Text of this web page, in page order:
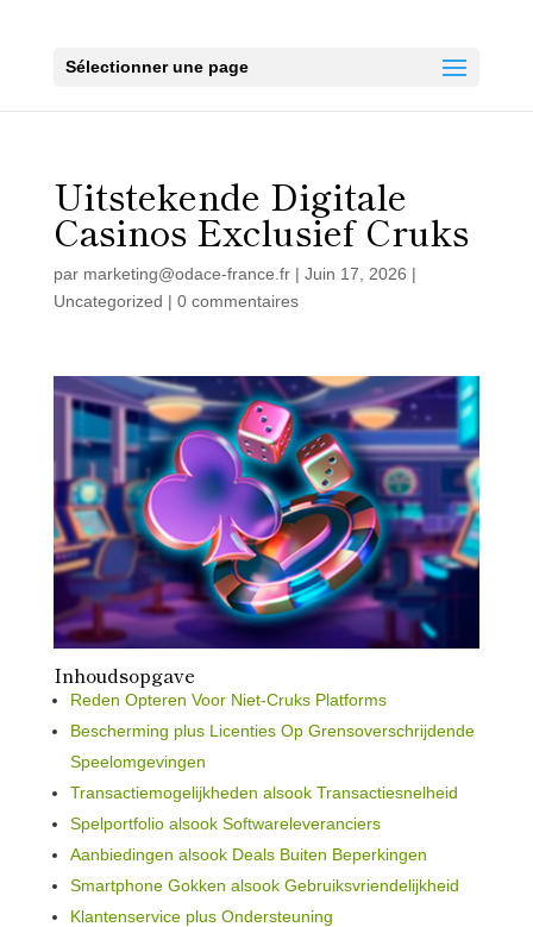
Sélectionner une page
Uitstekende Digitale
Casinos Exclusief Cruks
par marketing@odace-france.fr| Juin 17, 2026 |
Uncategorized | 0 commentaires
Inhoudsopgave
Reden Opteren Voor Niet-Cruks Platforms
Bescherming plus Licenties Op Grensoverschrijdende
Speelomgevingen
Transactiemogelijkheden alsook Transactiesnelheid
Spelportfolio alsook Softwareleveranciers
Aanbiedingen alsook Deals Buiten Beperkingen
Smartphone Gokken alsook Gebruiksvriendelijkheid
Klantenservice plus Ondersteuning